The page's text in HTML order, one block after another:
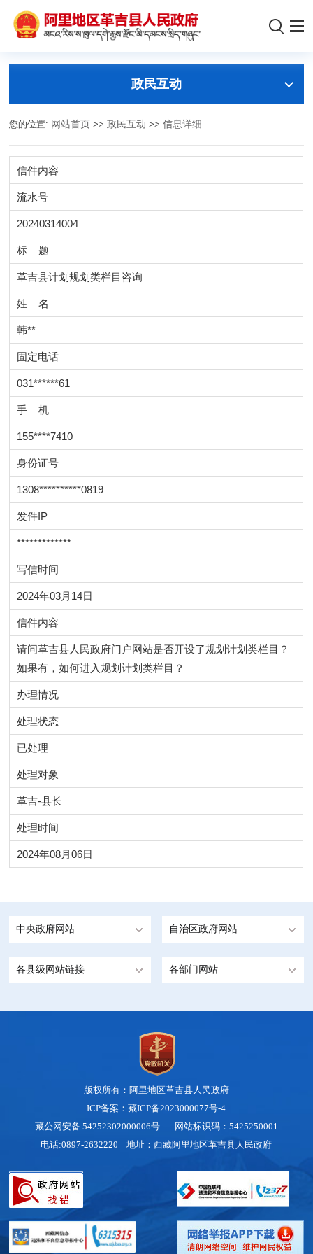
政民互动
您的位置: 网站首页 >>政民互动 >>信息详细
信件内容
流水号
20240314004
标 题
革吉县计划规划类栏目咨询
姓 名
韩**
固定电话
031******61
手 机
155****7410
身份证号
1308**********0819
发件IP
*************
写信时间
2024年03月14日
信件内容
请问革吉县人民政府门户网站是否开设了规划计划类栏目？
如果有，如何进入规划计划类栏目？
办理情况
处理状态
已处理
处理对象
革吉-县长
处理时间
2024年08月06日
中央政府网站 自治区政府网站
各县级网站链接 各部门网站
版权所有：阿里地区革吉县人民政府
ICP备案：藏ICP备2023000077号-4
藏公网安备 54252302000006号网站标识码：5425250001
电话:0897-2632220 地址：西藏阿里地区革吉县人民政府